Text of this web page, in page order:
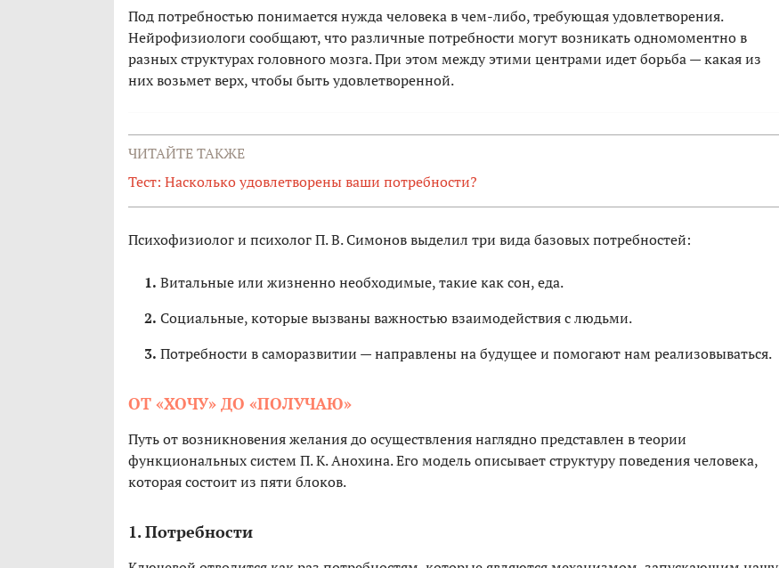
Под потребностью понимается нужда человека в чем-либо, требующая удовлетворения.
Нейрофизиологи сообщают, что различные потребности могут возникать одномоментно в
разных структурах головного мозга. При этом между этими центрами идет борьба — какая из
них возьмет верх, чтобы быть удовлетворенной.
ЧИТАЙТЕ ТАКЖЕ
Тест: Насколько удовлетворены ваши потребности?
Психофизиолог и психолог П. В. Симонов выделил три вида базовых потребностей:
Витальные или жизненно необходимые, такие как сон, еда.
Социальные, которые вызваны важностью взаимодействия с людьми.
Потребности в саморазвитии — направлены на будущее и помогают нам реализовываться.
ОТ «ХОЧУ» ДО «ПОЛУЧАЮ»
Путь от возникновения желания до осуществления наглядно представлен в теории
функциональных систем П. К. Анохина. Его модель описывает структуру поведения человека,
которая состоит из пяти блоков.
1. Потребности